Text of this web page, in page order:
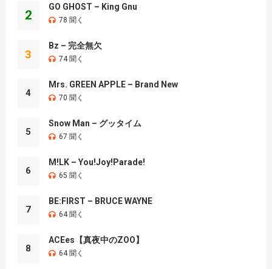
2
GO GHOST – King Gnu
78 聞く
3
Bz – 完全無欠
74 聞く
4
Mrs. GREEN APPLE – Brand New
70 聞く
5
Snow Man – グッタイム
67 聞く
6
M!LK – You!Joy!Parade!
65 聞く
7
BE:FIRST – BRUCE WAYNE
64 聞く
8
ACEes【真夜中のZOO】
64 聞く